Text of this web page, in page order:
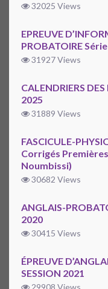
32025 Views
EPREUVE
PROBATOIRE
31927 Views
CALENDRIERS
2025
31889 Views
FASCICULE-
Corrigés
Noumbissi)
30682 Views
ANGLAIS-
2020
30415 Views
ÉPREUVE
SESSION 2021